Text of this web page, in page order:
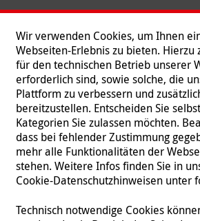
Folgen Sie uns
Wir verwenden Cookies, um Ihnen
Webseiten-Erlebnis zu bieten. Hierzu
für den technischen Betrieb unserer
erforderlich sind, sowie solche, die
Plattform zu verbessern und
bereitzustellen. Entscheiden Sie
Kategorien Sie zulassen möchten.
dass bei fehlender Zustimmung
mehr alle Funktionalitäten der
stehen. Weitere Infos finden Sie in
Cookie-Datenschutzhinweisen unter
Technisch notwendige Cookies